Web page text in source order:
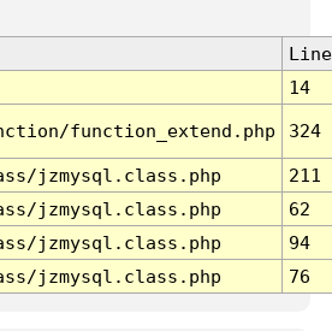
Line
14
function_extend.php 324
jzmysql.class.php
211
jzmysql.class.php
62
jzmysql.class.php
94
jzmysql.class.php 76